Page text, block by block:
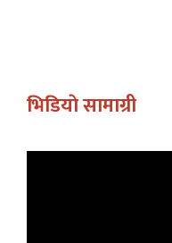
भिडियाे सामाग्री